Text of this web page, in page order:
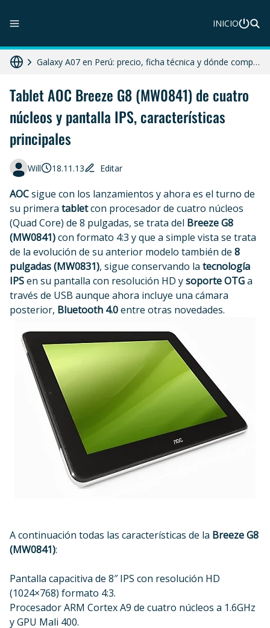
INICIO
Galaxy A07 en Perú: precio, ficha técnica y dónde comprar
Tablet AOC Breeze G8 (MW0841) de cuatro
núcleos y pantalla IPS, características
principales
Will 18.11.13 Editar
AOCsigue con los lanzamientos y ahora es el turno de
su primera tabletcon procesador de cuatro núcleos
(Quad Core) de 8 pulgadas, se trata del Breeze G8
(MW0841)con formato 4:3 y que a simple vista se trata
de la evolución de su anterior modelo también de 8
pulgadas (MW0831), sigue conservando la tecnología
IPSen su pantalla con resolución HD ysoporte OTGa
través de USB aunque ahora incluye una cámara
posterior, Bluetooth 4.0entre otras novedades.
A continuación todas las características de la Breeze G8
(MW0841):
Pantalla capacitiva de 8″ IPS con resolución HD
(1024×768) formato 4:3.
Procesador ARM Cortex A9 de cuatro núcleos a 1.6GHz
y GPU Mali 400.